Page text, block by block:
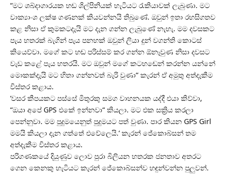
“මට ශබ්දාගාරයක හඬ ශිල්පිනියක් හැටියට රැකියාවක් ලැබුණා. මට
වාක්‍යාංශ ලක්ෂ ගණනක් කියවන්නයි තිබුණේ. ඔවුන් ඉතා රහසිගතව
කළ නිසා ඒ කුමකටදැයි මට දැන ගන්න ලැබුණේ නැහැ. මම දවසකට
පැය හතරක් බැගින් පැය පනහක් ඔවුන් ලියා දුන් වගන්ති කොටස්
කියෙව්වා. මගේ කට හඬ පරිස්සම් කර ගන්න ඕනෑවුණ නිසා දවසට
වැඩ කළේ පැය හතරයි. මට ඔවුන් මගේ කටහඬෙන් කරන්න යන්නේ
මොකක්දැයි මට හිතා ගන්නවත් බැරි වුණා“ කැරන් ඒ අමුතු අත්දැකීම
විස්තර කළාය.
‘වසර කීපයකට පස්සේ මිතුරකු සමග වාහනයක යද්දී එයා කිව්වා,
“ඔයා අපේ GPS එකේ ඉන්නවා“ කියලා. මට එක සක්‍රිය කරලා
පෙන්නුවා. මම පුදුමයෙනුත් පුදුමයට පත් වුණා. පාර කියන GPS Girl
මමයි කියලා දැන ගත්තේ එවේලෙයි.‘ කැරන් ජේකොබ්සන් තම
අත්දැකීම විස්තර කළාය.
පරිගණකයේ දියුණුව ලොව පුරා බිලියන හතරක ජනතාව අතරට
ගෙන කෙනකු හැටියට කැරන් ජේකොබ්සන්ව හඳුන්වන්න පුලුවන්.